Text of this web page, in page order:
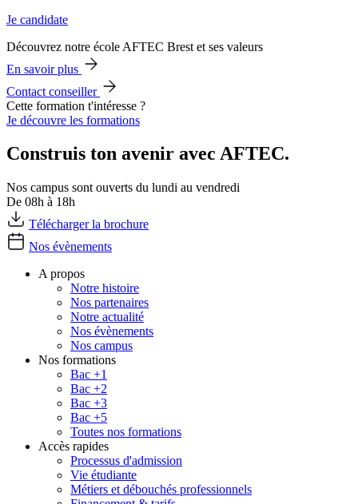
Je candidate
Découvrez notre école AFTEC Brest et ses valeurs
En savoir plus
Contact conseiller
Cette formation t'intéresse ?
Je découvre les formations
Construis ton avenir avec AFTEC.
Nos campus sont ouverts du lundi au vendredi
De 08h à 18h
Télécharger la brochure
Nos évènements
A propos
Notre histoire
Nos partenaires
Notre actualité
Nos évènements
Nos campus
Nos formations
Bac +1
Bac +2
Bac +3
Bac +5
Toutes nos formations
Accès rapides
Processus d'admission
Vie étudiante
Métiers et débouchés professionnels